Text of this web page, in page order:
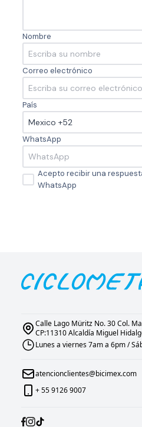
Nombre
Correo electrónico
País
WhatsApp
Acepto recibir una
WhatsApp
Calle Lago Müritz No. 30 Col.
CP:11310 Alcaldía Miguel
Lunes a viernes 7am a 6pm /
atencionclientes@bicimex.com
+ 55 9126 9007